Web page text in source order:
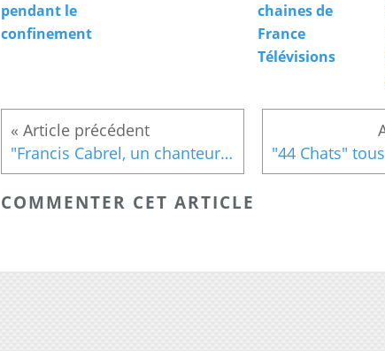
pendant le
confinement
chaines de
France
Télévisions
"Francis Cabrel, un chanteur très discret" vendredi 06 septembre à 23h10 sur France 3
COMMENTER CET ARTICLE